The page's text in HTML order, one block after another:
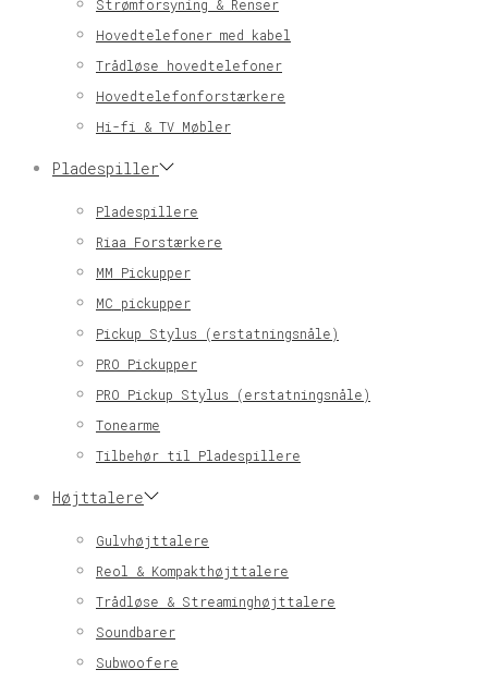
Strømforsyning & Renser
Hovedtelefoner med kabel
Trådløse hovedtelefoner
Hovedtelefonforstærkere
Hi-fi & TV Møbler
Pladespiller
Pladespillere
Riaa Forstærkere
MM Pickupper
MC pickupper
Pickup Stylus (erstatningsnåle)
PRO Pickupper
PRO Pickup Stylus (erstatningsnåle)
Tonearme
Tilbehør til Pladespillere
Højttalere
Gulvhøjttalere
Reol & Kompakthøjttalere
Trådløse & Streaminghøjttalere
Soundbarer
Subwoofere